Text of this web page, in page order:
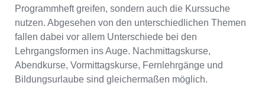
Programmheft greifen, sondern auch die Kurssuche
nutzen. Abgesehen von den unterschiedlichen Themen
fallen dabei vor allem Unterschiede bei den
Lehrgangsformen ins Auge. Nachmittagskurse,
Abendkurse, Vormittagskurse, Fernlehrgänge und
Bildungsurlaube sind gleichermaßen möglich.